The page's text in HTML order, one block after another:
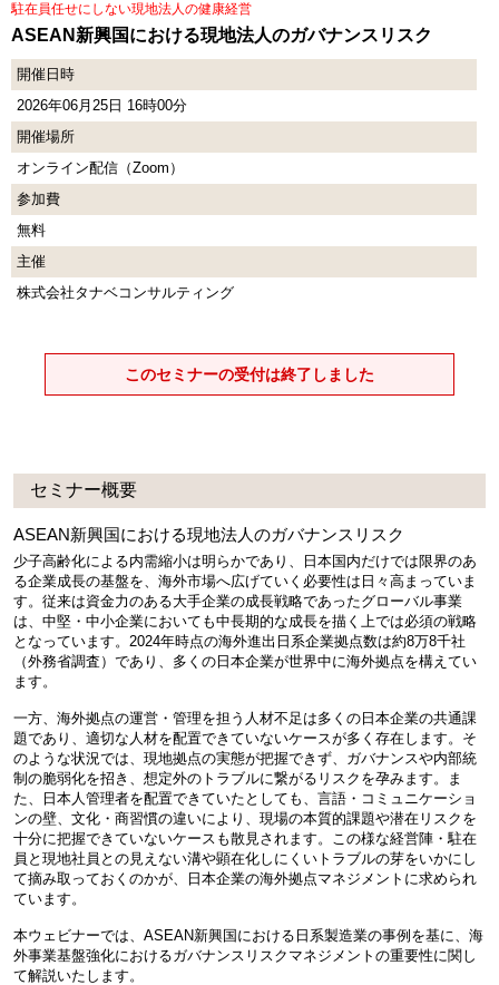
駐在員任せにしない現地法人の健康経営
ASEAN新興国における現地法人のガバナンスリスク
開催日時
2026年06月25日 16時00分
開催場所
オンライン配信（Zoom）
参加費
無料
主催
株式会社タナベコンサルティング
このセミナーの受付は終了しました
セミナー概要
ASEAN新興国における現地法人のガバナンスリスク
少子高齢化による内需縮小は明らかであり、日本国内だけでは限界のあ
る企業成長の基盤を、海外市場へ広げていく必要性は日々高まっていま
す。従来は資金力のある大手企業の成長戦略であったグローバル事業
は、中堅・中小企業においても中長期的な成長を描く上では必須の戦略
となっています。2024年時点の海外進出日系企業拠点数は約8万8千社
（外務省調査）であり、多くの日本企業が世界中に海外拠点を構えてい
ます。
一方、海外拠点の運営・管理を担う人材不足は多くの日本企業の共通課
題であり、適切な人材を配置できていないケースが多く存在します。そ
のような状況では、現地拠点の実態が把握できず、ガバナンスや内部統
制の脆弱化を招き、想定外のトラブルに繋がるリスクを孕みます。ま
た、日本人管理者を配置できていたとしても、言語・コミュニケーショ
ンの壁、文化・商習慣の違いにより、現場の本質的課題や潜在リスクを
十分に把握できていないケースも散見されます。この様な経営陣・駐在
員と現地社員との見えない溝や顕在化しにくいトラブルの芽をいかにし
て摘み取っておくのかが、日本企業の海外拠点マネジメントに求められ
ています。
本ウェビナーでは、ASEAN新興国における日系製造業の事例を基に、海
外事業基盤強化におけるガバナンスリスクマネジメントの重要性に関し
て解説いたします。